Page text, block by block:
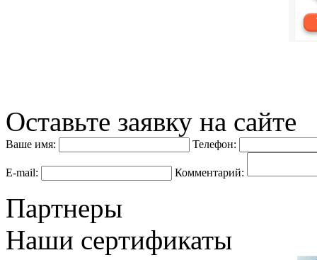
Оставьте заявку на сайте
Ваше имя: Телефон:
E-mail: Комментарий:
Партнеры
Наши сертификаты